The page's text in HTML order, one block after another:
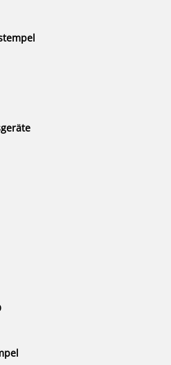
für Modell 780 - 787
€
920-925, 730-741 (2er Pack)